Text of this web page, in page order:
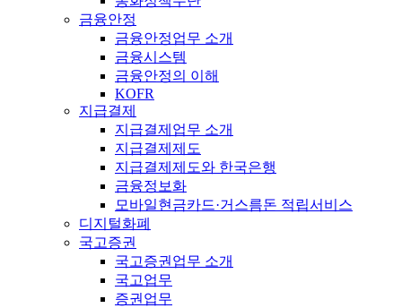
금융안정
금융안정업무 소개
금융시스템
금융안정의 이해
KOFR
지급결제
지급결제업무 소개
지급결제제도
지급결제제도와 한국은행
금융정보화
모바일현금카드·거스름돈 적립서비스
디지털화폐
국고증권
국고증권업무 소개
국고업무
증권업무